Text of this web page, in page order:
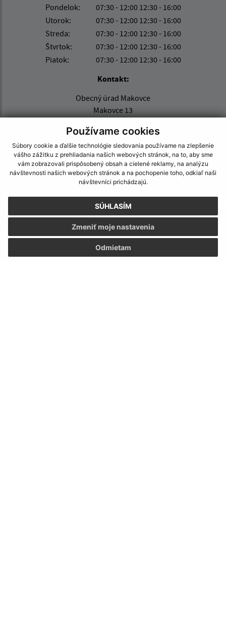
Používame cookies
Súbory cookie a ďalšie technológie sledovania používame na zlepšenie
vášho zážitku z prehliadania našich webových stránok, na to, aby sme
vám zobrazovali prispôsobený obsah a cielené reklamy, na analýzu
návštevnosti našich webových stránok a na pochopenie toho, odkiaľ naši
návštevníci prichádzajú.
SÚHLASÍM
Odmietam
Zmeniť moje nastavenia
Pondelok:
07:30 - 12:00 12:30 - 16:00
Utorok:
07:30 - 12:00 12:30 - 16:00
Streda:
07:30 - 12:00 12:30 - 16:00
Štvrtok:
07:30 - 12:00 12:30 - 16:00
Piatok:
07:30 - 12:00 12:30 - 16:00
Kontakt:
Obecný úrad Makovce
Makovce 13
obecmakovce@centrum.sk
+421 915 957 243
IČO: 00330698